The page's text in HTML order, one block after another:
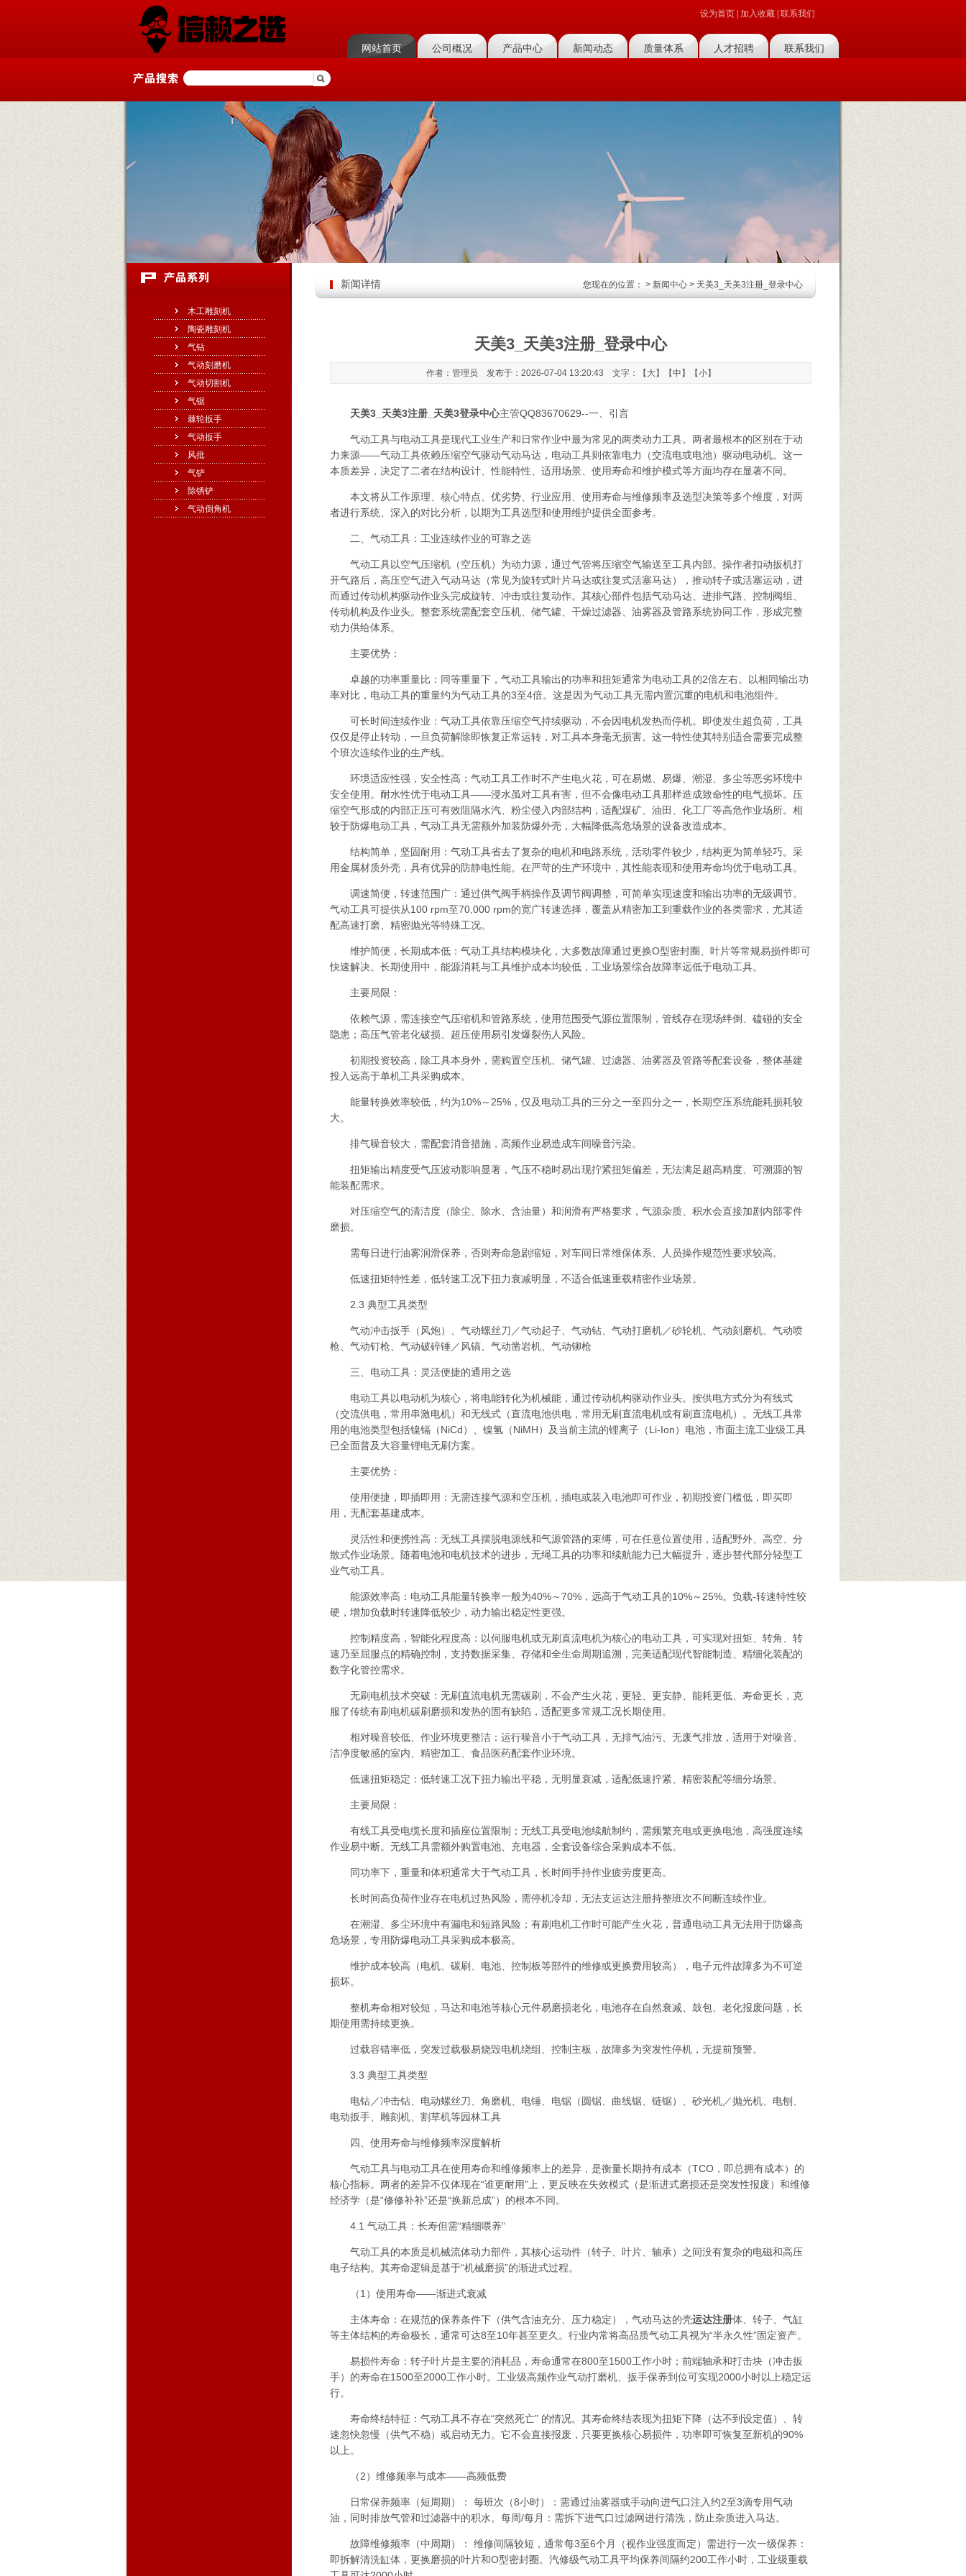
设为首页 加入收藏 联系我们
网站首页 公司概况 产品中心 新闻动态 质量体系 人才招聘 联系我们
木工雕刻机
陶瓷雕刻机
气钻
气动刻磨机
气动切割机
气锯
棘轮扳手
气动扳手
风批
气铲
除锈铲
气动倒角机
新闻详情 您现在的位置： > 新闻中心 > 天美3_天美3注册_登录中心
天美3_天美3注册_登录中心
作者：管理员 发布于：2026-07-04 13:20:43 文字：【 大】【中 】【小】
天美3_天美3注册_天美3登录中心主管QQ83670629--一、引言
气动工具与电动工具是现代工业生产和日常作业中最为常见的两类动力工具。两者最根本的区别在于动
力来源——气动工具依赖压缩空气驱动气动马达，电动工具则依靠电力（交流电或电池）驱动电动机。这一
本质差异，决定了二者在结构设计、性能特性、适用场景、使用寿命和维护模式等方面均存在显著不同。
本文将从工作原理、核心特点、优劣势、行业应用、使用寿命与维修频率及选型决策等多个维度，对两
者进行系统、深入的对比分析，以期为工具选型和使用维护提供全面参考。
二、气动工具：工业连续作业的可靠之选
气动工具以空气压缩机（空压机）为动力源，通过气管将压缩空气输送至工具内部。操作者扣动扳机打
开气路后，高压空气进入气动马达（常见为旋转式叶片马达或往复式活塞马达），推动转子或活塞运动，进
而通过传动机构驱动作业头完成旋转、冲击或往复动作。其核心部件包括气动马达、进排气路、控制阀组、
传动机构及作业头。整套系统需配套空压机、储气罐、干燥过滤器、油雾器及管路系统协同工作，形成完整
动力供给体系。
主要优势：
卓越的功率重量比：同等重量下，气动工具输出的功率和扭矩通常为电动工具的2倍左右。以相同输出功
率对比，电动工具的重量约为气动工具的3至4倍。这是因为气动工具无需内置沉重的电机和电池组件。
可长时间连续作业：气动工具依靠压缩空气持续驱动，不会因电机发热而停机。即使发生超负荷，工具
仅仅是停止转动，一旦负荷解除即恢复正常运转，对工具本身毫无损害。这一特性使其特别适合需要完成整
个班次连续作业的生产线。
环境适应性强，安全性高：气动工具工作时不产生电火花，可在易燃、易爆、潮湿、多尘等恶劣环境中
安全使用。耐水性优于电动工具——浸水虽对工具有害，但不会像电动工具那样造成致命性的电气损坏。压
缩空气形成的内部正压可有效阻隔水汽、粉尘侵入内部结构，适配煤矿、油田、化工厂等高危作业场所。相
较于防爆电动工具，气动工具无需额外加装防爆外壳，大幅降低高危场景的设备改造成本。
结构简单，坚固耐用：气动工具省去了复杂的电机和电路系统，活动零件较少，结构更为简单轻巧。采
用金属材质外壳，具有优异的防静电性能。在严苛的生产环境中，其性能表现和使用寿命均优于电动工具。
调速简便，转速范围广：通过供气阀手柄操作及调节阀调整，可简单实现速度和输出功率的无级调节。
气动工具可提供从100 rpm至70,000 rpm的宽广转速选择，覆盖从精密加工到重载作业的各类需求，尤其适
配高速打磨、精密抛光等特殊工况。
维护简便，长期成本低：气动工具结构模块化，大多数故障通过更换O型密封圈、叶片等常规易损件即可
快速解决。长期使用中，能源消耗与工具维护成本均较低，工业场景综合故障率远低于电动工具。
主要局限：
依赖气源，需连接空气压缩机和管路系统，使用范围受气源位置限制，管线存在现场绊倒、磕碰的安全
隐患；高压气管老化破损、超压使用易引发爆裂伤人风险。
初期投资较高，除工具本身外，需购置空压机、储气罐、过滤器、油雾器及管路等配套设备，整体基建
投入远高于单机工具采购成本。
能量转换效率较低，约为10%～25%，仅及电动工具的三分之一至四分之一，长期空压系统能耗损耗较
大。
排气噪音较大，需配套消音措施，高频作业易造成车间噪音污染。
扭矩输出精度受气压波动影响显著，气压不稳时易出现拧紧扭矩偏差，无法满足超高精度、可溯源的智
能装配需求。
对压缩空气的清洁度（除尘、除水、含油量）和润滑有严格要求，气源杂质、积水会直接加剧内部零件
磨损。
需每日进行油雾润滑保养，否则寿命急剧缩短，对车间日常维保体系、人员操作规范性要求较高。
低速扭矩特性差，低转速工况下扭力衰减明显，不适合低速重载精密作业场景。
2.3 典型工具类型
气动冲击扳手（风炮）、气动螺丝刀／气动起子、气动钻、气动打磨机／砂轮机、气动刻磨机、气动喷
枪、气动钉枪、气动破碎锤／风镐、气动凿岩机、气动铆枪
三、电动工具：灵活便捷的通用之选
电动工具以电动机为核心，将电能转化为机械能，通过传动机构驱动作业头。按供电方式分为有线式
（交流供电，常用串激电机）和无线式（直流电池供电，常用无刷直流电机或有刷直流电机）。无线工具常
用的电池类型包括镍镉（NiCd）、镍氢（NiMH）及当前主流的锂离子（Li-Ion）电池，市面主流工业级工具
已全面普及大容量锂电无刷方案。
主要优势：
使用便捷，即插即用：无需连接气源和空压机，插电或装入电池即可作业，初期投资门槛低，即买即
用，无配套基建成本。
灵活性和便携性高：无线工具摆脱电源线和气源管路的束缚，可在任意位置使用，适配野外、高空、分
散式作业场景。随着电池和电机技术的进步，无绳工具的功率和续航能力已大幅提升，逐步替代部分轻型工
业气动工具。
能源效率高：电动工具能量转换率一般为40%～70%，远高于气动工具的10%～25%。负载-转速特性较
硬，增加负载时转速降低较少，动力输出稳定性更强。
控制精度高，智能化程度高：以伺服电机或无刷直流电机为核心的电动工具，可实现对扭矩、转角、转
速乃至屈服点的精确控制，支持数据采集、存储和全生命周期追溯，完美适配现代智能制造、精细化装配的
数字化管控需求。
无刷电机技术突破：无刷直流电机无需碳刷，不会产生火花，更轻、更安静、能耗更低、寿命更长，克
服了传统有刷电机碳刷磨损和发热的固有缺陷，适配更多常规工况长期使用。
相对噪音较低、作业环境更整洁：运行噪音小于气动工具，无排气油污、无废气排放，适用于对噪音、
洁净度敏感的室内、精密加工、食品医药配套作业环境。
低速扭矩稳定：低转速工况下扭力输出平稳，无明显衰减，适配低速拧紧、精密装配等细分场景。
主要局限：
有线工具受电缆长度和插座位置限制；无线工具受电池续航制约，需频繁充电或更换电池，高强度连续
作业易中断。无线工具需额外购置电池、充电器，全套设备综合采购成本不低。
同功率下，重量和体积通常大于气动工具，长时间手持作业疲劳度更高。
长时间高负荷作业存在电机过热风险，需停机冷却，无法支运达注册持整班次不间断连续作业。
在潮湿、多尘环境中有漏电和短路风险；有刷电机工作时可能产生火花，普通电动工具无法用于防爆高
危场景，专用防爆电动工具采购成本极高。
维护成本较高（电机、碳刷、电池、控制板等部件的维修或更换费用较高），电子元件故障多为不可逆
损坏。
整机寿命相对较短，马达和电池等核心元件易磨损老化，电池存在自然衰减、鼓包、老化报废问题，长
期使用需持续更换。
过载容错率低，突发过载极易烧毁电机绕组、控制主板，故障多为突发性停机，无提前预警。
3.3 典型工具类型
电钻／冲击钻、电动螺丝刀、角磨机、电锤、电锯（圆锯、曲线锯、链锯）、砂光机／抛光机、电刨、
电动扳手、雕刻机、割草机等园林工具
四、使用寿命与维修频率深度解析
气动工具与电动工具在使用寿命和维修频率上的差异，是衡量长期持有成本（TCO，即总拥有成本）的
核心指标。两者的差异不仅体现在“谁更耐用”上，更反映在失效模式（是渐进式磨损还是突发性报废）和维修
经济学（是“修修补补”还是“换新总成”）的根本不同。
4.1 气动工具：长寿但需“精细喂养”
气动工具的本质是机械流体动力部件，其核心运动件（转子、叶片、轴承）之间没有复杂的电磁和高压
电子结构。其寿命逻辑是基于“机械磨损”的渐进式过程。
（1）使用寿命——渐进式衰减
主体寿命：在规范的保养条件下（供气含油充分、压力稳定），气动马达的壳运达注册体、转子、气缸
等主体结构的寿命极长，通常可达8至10年甚至更久。行业内常将高品质气动工具视为“半永久性”固定资产。
易损件寿命：转子叶片是主要的消耗品，寿命通常在800至1500工作小时；前端轴承和打击块（冲击扳
手）的寿命在1500至2000工作小时。工业级高频作业气动打磨机、扳手保养到位可实现2000小时以上稳定运
行。
寿命终结特征：气动工具不存在“突然死亡” 的情况。其寿命终结表现为扭矩下降（达不到设定值）、转
速忽快忽慢（供气不稳）或启动无力。它不会直接报废，只要更换核心易损件，功率即可恢复至新机的90%
以上。
（2）维修频率与成本——高频低费
日常保养频率（短周期）： 每班次（8小时）：需通过油雾器或手动向进气口注入约2至3滴专用气动
油，同时排放气管和过滤器中的积水。每周/每月：需拆下进气口过滤网进行清洗，防止杂质进入马达。
故障维修频率（中周期）： 维修间隔较短，通常每3至6个月（视作业强度而定）需进行一次一级保养：
即拆解清洗缸体，更换磨损的叶片和O型密封圈。汽修级气动工具平均保养间隔约200工作小时，工业级重载